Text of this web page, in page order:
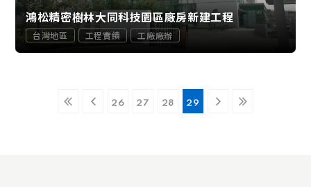
鴻松精密樹林大同科技園區廠房新建工程
台灣地區 工程實績 工廠廠辦
26 27 28 29